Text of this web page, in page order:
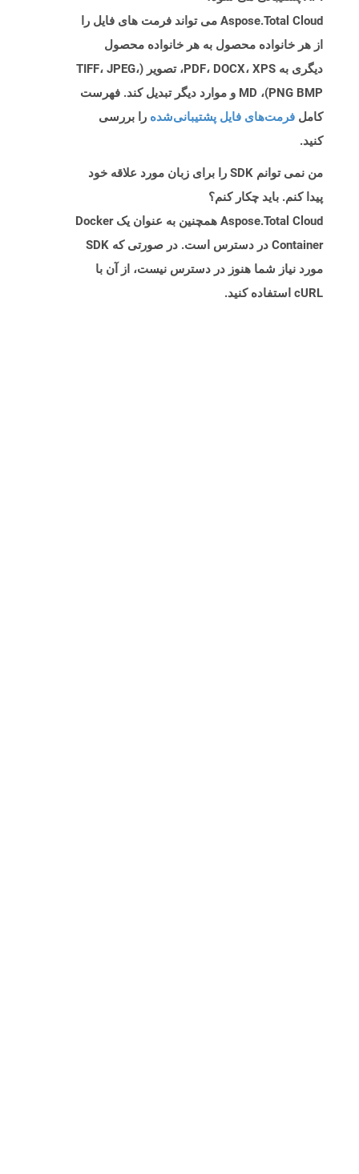
Aspose.Total Cloud می تواند فرمت های فایل را
از هر خانواده محصول به هر خانواده محصول
دیگری به PDF، DOCX، XPS، تصویر (TIFF، JPEG،
PNG BMP)، MD و موارد دیگر تبدیل کند. فهرست
کامل فرمت‌های فایل پشتیبانی‌شده را بررسی
کنید.
من نمی توانم SDK را برای زبان مورد علاقه خود
پیدا کنم. باید چکار کنم؟
Aspose.Total Cloud همچنین به عنوان یک Docker
Container در دسترس است. در صورتی که SDK
مورد نیاز شما هنوز در دسترس نیست، از آن با
cURL استفاده کنید.